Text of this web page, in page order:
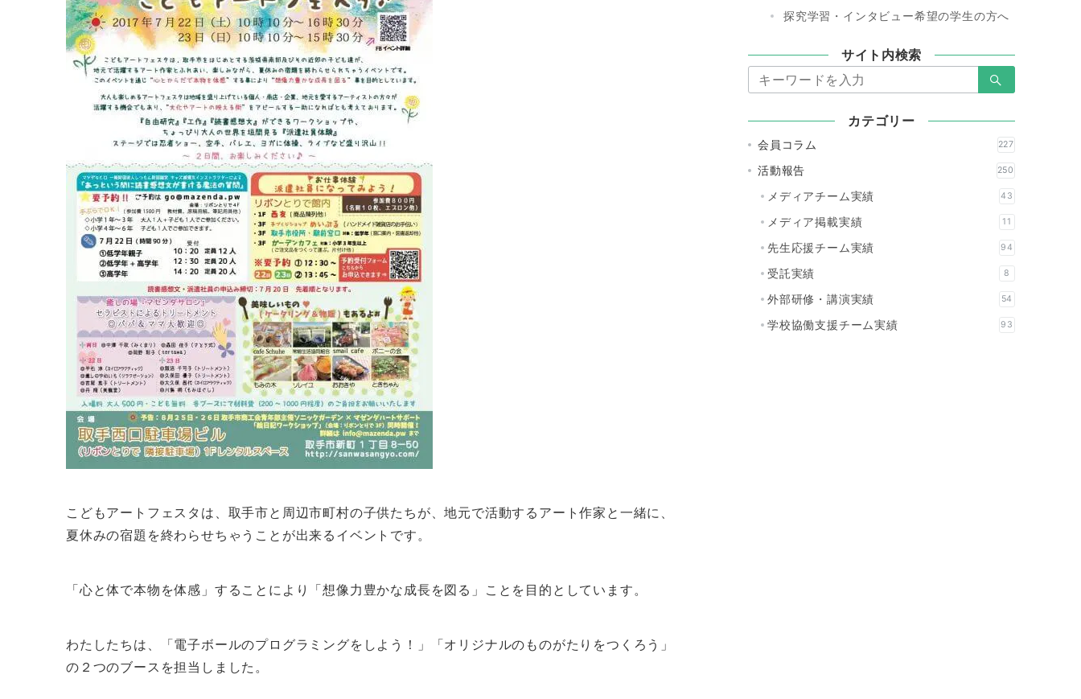
こどもアートフェスタは、取手市と周辺市町村の子供たちが、地元で活動するアート作家と一緒に、
夏休みの宿題を終わらせちゃうことが出来るイベントです。
「心と体で本物を体感」することにより「想像力豊かな成長を図る」ことを目的としています。
わたしたちは、「電子ボールのプログラミングをしよう！」「オリジナルのものがたりをつくろう」
の２つのブースを担当しました。
探究学習・インタビュー希望の学生の方へ
サイト内検索
索：
カテゴリー
会員コラム 227
活動報告 250
メディアチーム実績 43
メディア掲載実績 11
先生応援チーム実績 94
受託実績 8
外部研修・講演実績 54
学校協働支援チーム実績 93